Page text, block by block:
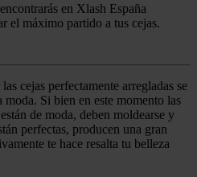
en Xlash España
el máximo partido a tus cejas.
cejas perfectamente arregladas se
Si bien en este momento las
de moda, deben moldearse y
perfectas, producen una gran
te hace resalta tu belleza